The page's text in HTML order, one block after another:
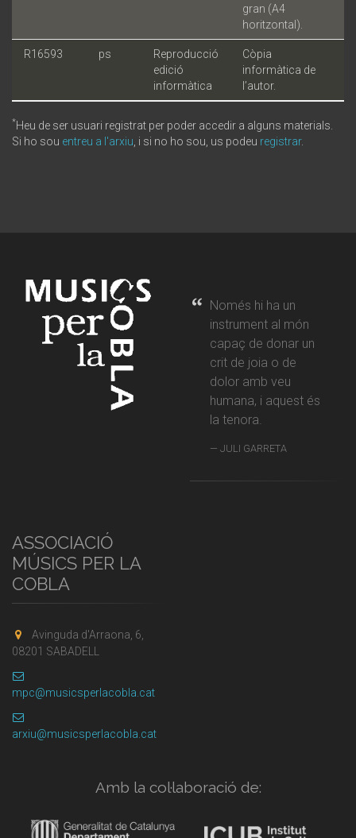
gran (A4
horitzontal).
R16593 ps
Reproducció
edició
informàtica
Còpia
informàtica de
l’autor.
*Heu de ser usuari registrat per poder accedir a alguns materials.
Si ho sou entreu a l'arxiu , i si no ho sou, us podeu registrar.
Només hi ha un
instrument al món
capaç de donar un
crit de joia o de
dolor amb veu
humana, i aquest és
la tenora.
JULI GARRETA
ASSOCIACIÓ
MÚSICS PER LA
COBLA
Avinguda d'Arraona, 6,
08201 SABADELL
mpc@musicsperlacobla.cat
arxiu@musicsperlacobla.cat
Amb la col·laboració de: